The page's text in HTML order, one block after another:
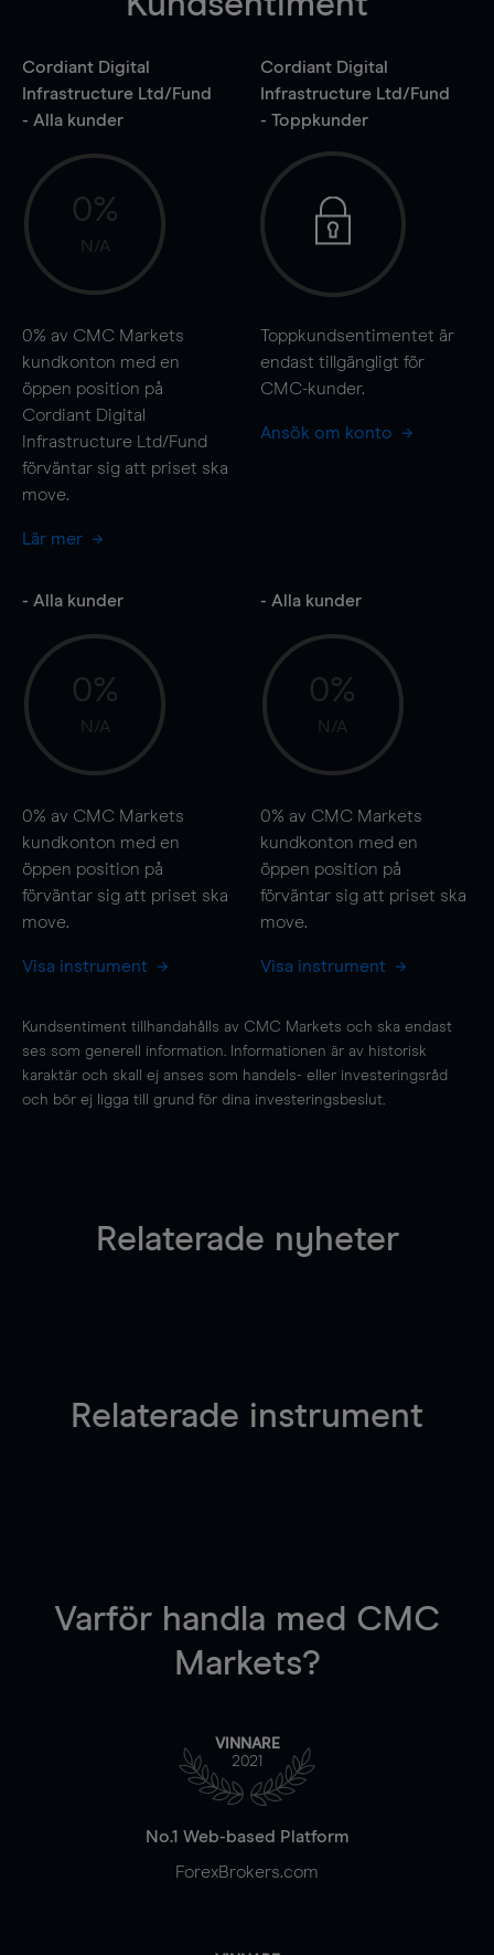
Cordiant Digital
Infrastructure Ltd/Fund
- Alla kunder
0%
N/A
0% av CMC Markets
kundkonton med en
öppen position på
Cordiant Digital
Infrastructure Ltd/Fund
förväntar sig att priset ska
move.
Lär mer
Cordiant Digital
Infrastructure Ltd/Fund
- Toppkunder
Toppkundsentimentet är
endast tillgängligt för
CMC-kunder.
Ansök om konto
- Alla kunder
0%
N/A
0% av CMC Markets
kundkonton med en
öppen position på
förväntar sig att priset ska
move.
Visa instrument
- Alla kunder
0%
N/A
0% av CMC Markets
kundkonton med en
öppen position på
förväntar sig att priset ska
move.
Visa instrument
Kundsentiment tillhandahålls av CMC Markets och ska endast
ses som generell information. Informationen är av historisk
karaktär och skall ej anses som handels- eller investeringsråd
och bör ej ligga till grund för dina investeringsbeslut.
Relaterade nyheter
Relaterade instrument
Varför handla med CMC
Markets?
VINNARE
2021
No.1 Web-based Platform
ForexBrokers.com